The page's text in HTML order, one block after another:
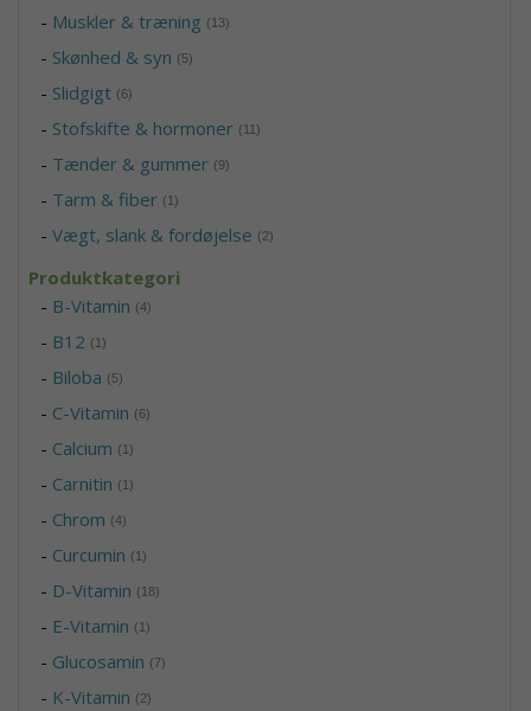
- Muskler & træning (13)
- Skønhed & syn (5)
- Slidgigt (6)
- Stofskifte & hormoner (11)
- Tænder & gummer (9)
- Tarm & fiber (1)
-Vægt, slank & fordøjelse (2)
Produktkategori
- B-Vitamin (4)
- B12 (1)
- Biloba (5)
- C-Vitamin (6)
- Calcium (1)
- Carnitin (1)
- Chrom (4)
- Curcumin (1)
- D-Vitamin (18)
- E-Vitamin (1)
- Glucosamin (7)
- K-Vitamin (2)